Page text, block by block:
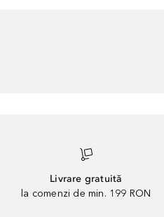
Livrare gratuită
la comenzi de min. 199 RON